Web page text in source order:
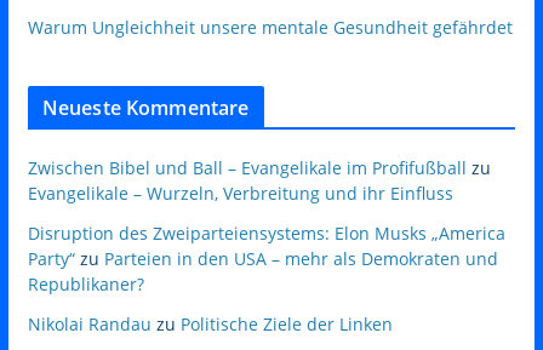
Warum Ungleichheit unsere mentale Gesundheit gefährdet
Neueste Kommentare
Zwischen Bibel und Ball – Evangelikale im Profifußball zu
Evangelikale – Wurzeln, Verbreitung und ihr Einfluss
Disruption des Zweiparteiensystems: Elon Musks „America
Party“zu Parteien in den USA – mehr als Demokraten und
Republikaner?
Nikolai Randau zu Politische Ziele der Linken